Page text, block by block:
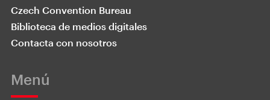
Czech Convention Bureau
Biblioteca de medios digitales
Contacta con nosotros
Menú